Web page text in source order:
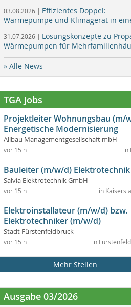
03.08.2026 | Effizientes Doppel:
Wärmepumpe und Klimagerät in
31.07.2026 | Lösungskonzepte zu
Wärmepumpen für
» Alle News
TGA Jobs
Projektleiter Wohnungsbau (m/
Energetische Modernisierung
Allbau Managementgesellschaft mbH
in
vor 15 h
Bauleiter (m/w/d) Elektrotechnik
Salvia Elektrotechnik GmbH
in
vor 15 h
Elektroinstallateur (m/w/d) bzw.
Elektrotechniker (m/w/d)
Stadt Fürstenfeldbruck
in
vor 15 h
Mehr Stellen
Ausgabe 03/2026